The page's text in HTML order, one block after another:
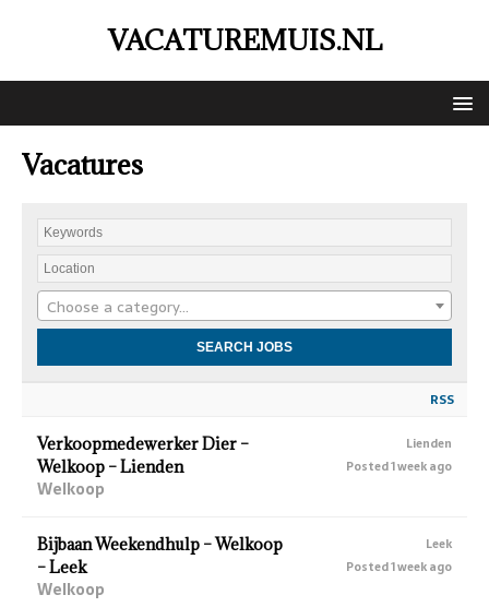
VACATUREMUIS.NL
Vacatures
Choose a category…
RSS
Verkoopmedewerker Dier –
Welkoop – Lienden
Welkoop
Lienden
Posted 1 week ago
Bijbaan Weekendhulp – Welkoop
– Leek
Welkoop
Leek
Posted 1 week ago